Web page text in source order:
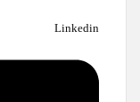
Linkedin